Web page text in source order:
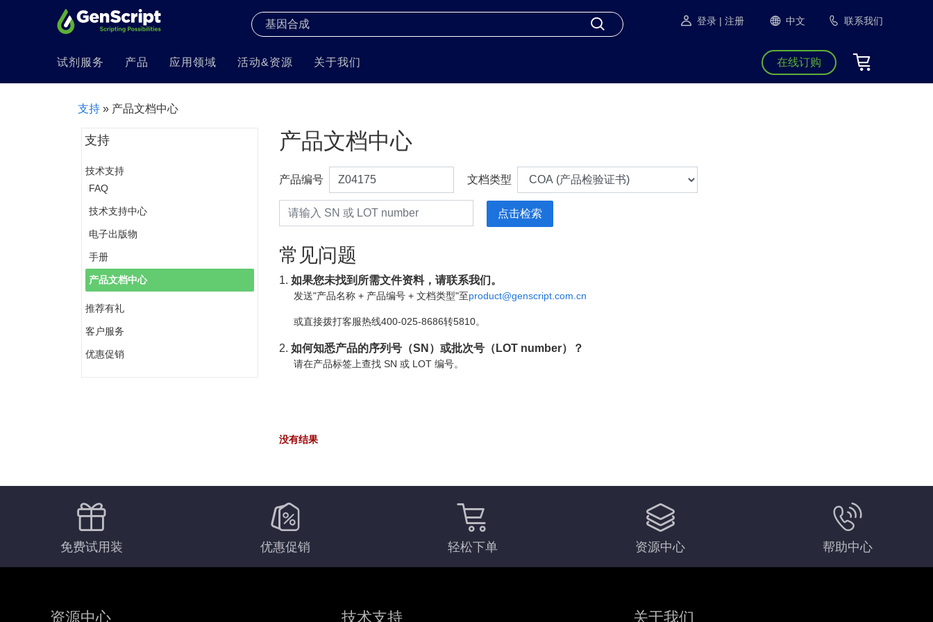
登录 | 注册 中文 联系我们
试剂服务 产品 应用领域 活动&资源 关于我们 在线订购
支持 » 产品文档中心
支持
技术支持
FAQ
技术支持中心
电子出版物
手册
产品文档中心
推荐有礼
客户服务
优惠促销
产品文档中心
产品编号 文档类型
常见问题
1. 如果您未找到所需文件资料，请联系我们。
发送"产品名称 + 产品编号 + 文档类型"至product@genscript.com.cn
或直接拨打客服热线400-025-8686转5810。
2. 如何知悉产品的序列号（SN）或批次号（LOT number）？
请在产品标签上查找 SN 或 LOT 编号。
没有结果
免费试用装 优惠促销 轻松下单 资源中心 帮助中心
资源中心 技术支持 关于我们